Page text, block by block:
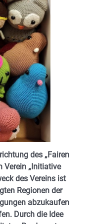
des „Fairen
Verein „Initiative
des Vereins ist
Regionen der
abzukaufen
Durch die Idee